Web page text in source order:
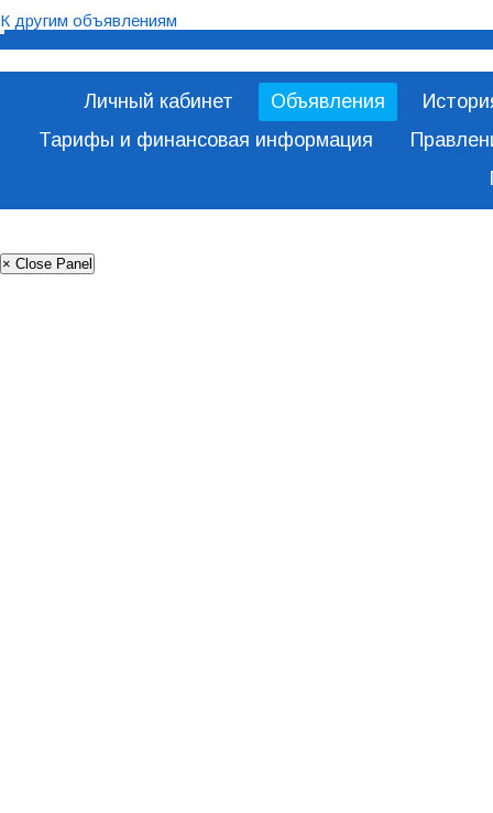
К другим объявлениям
Личный кабинет Объявления
Тарифы и финансовая информация
× Close Panel